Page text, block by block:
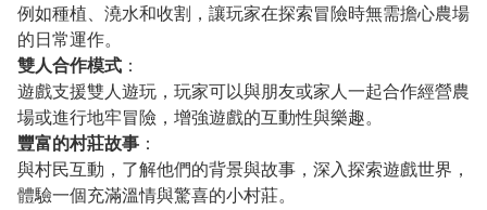
例如種植、澆水和收割，讓玩家在探索冒險時無需擔心農場
的日常運作。
雙人合作模式 ：
遊戲支援雙人遊玩，玩家可以與朋友或家人一起合作經營農
場或進行地牢冒險，增強遊戲的互動性與樂趣。
豐富的村莊故事 ：
與村民互動，了解他們的背景與故事，深入探索遊戲世界，
體驗一個充滿溫情與驚喜的小村莊。